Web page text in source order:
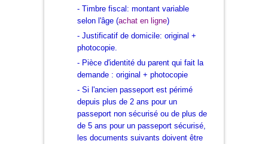
- Timbre fiscal : montant variable
selon l'âge (achat en ligne)
- Justificatif de domicile: original +
photocopie.
- Pièce d'identité du parent qui fait la
demande : original + photocopie
- Si l'ancien passeport est périmé
depuis plus de 2 ans pour un
passeport non sécurisé ou de plus de
de 5 ans pour un passeport sécurisé,
les documents suivants doivent être